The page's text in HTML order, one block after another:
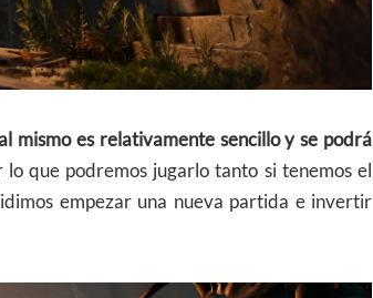
mismo es relativamente sencillo y se podrá
lo que podremos jugarlo tanto si tenemos el
empezar una nueva partida e invertir